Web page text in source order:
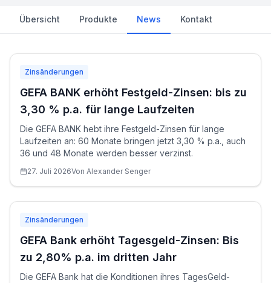
Übersicht Produkte News Kontakt
Zinsänderungen
GEFA BANK erhöht Festgeld-Zinsen: bis zu
3,30 % p.a. für lange Laufzeiten
Die GEFA BANK hebt ihre Festgeld-Zinsen für lange
Laufzeiten an: 60 Monate bringen jetzt 3,30 % p.a., auch
36 und 48 Monate werden besser verzinst.
27. Juli 2026Von Alexander Senger
Zinsänderungen
GEFA Bank erhöht Tagesgeld-Zinsen: Bis
zu 2,80% p.a. im dritten Jahr
Die GEFA Bank hat die Konditionen ihres TagesGeld-